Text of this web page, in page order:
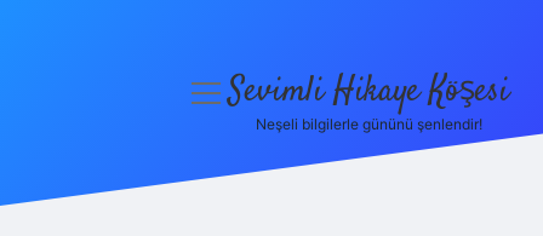
menüyüSevimli Hikaye Köşesi
Neşeli bilgilerle gününü şenlendir!